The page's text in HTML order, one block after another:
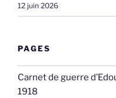
12 juin 2026
PAGES
Carnet de guerre
1918